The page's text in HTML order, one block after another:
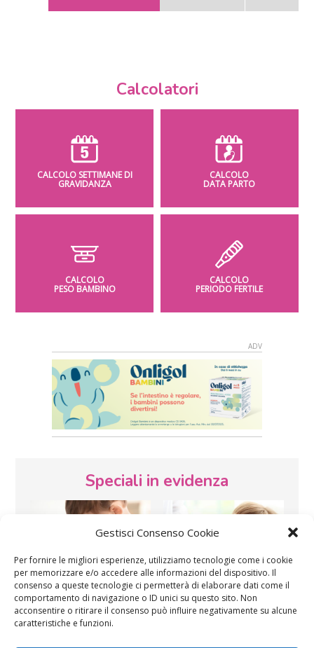
Gestisci Consenso Cookie
Per fornire le migliori esperienze, utilizziamo tecnologie come i cookie
per memorizzare e/o accedere alle informazioni del dispositivo. Il
consenso a queste tecnologie ci permetterà di elaborare dati come il
comportamento di navigazione o ID unici su questo sito. Non
acconsentire o ritirare il consenso può influire negativamente su alcune
caratteristiche e funzioni.
Calcolatori
CALCOLO SETTIMANE DI
GRAVIDANZA
CALCOLO
DATA PARTO
CALCOLO
PESO BAMBINO
CALCOLO
PERIODO FERTILE
Speciali in evidenza
Vaccini SOS Pediatra